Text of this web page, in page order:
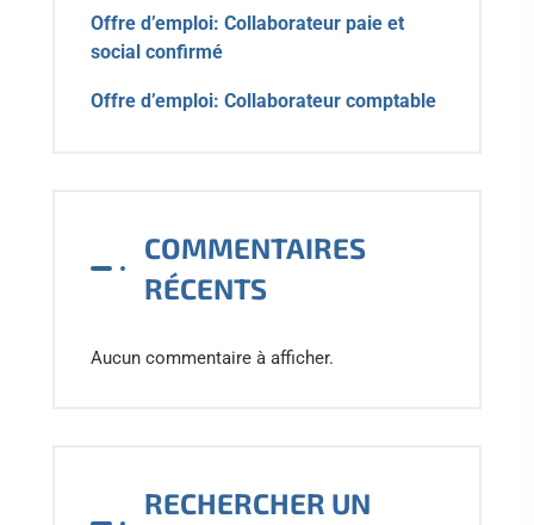
Offre d’emploi: Collaborateur paie et
social confirmé
Offre d’emploi: Collaborateur comptable
COMMENTAIRES
RÉCENTS
Aucun commentaire à afficher.
RECHERCHER UN